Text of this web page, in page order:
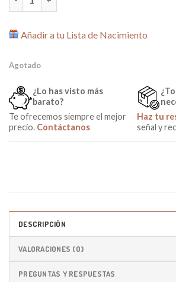
Añadir a tu Lista de Nacimiento
Agotado
¿Lo has visto más
barato?
Te ofrecemos siempre el mejor
precio. Contáctanos
Haz tu
señal y
DESCRIPCIÓN
VALORACIONES (0)
PREGUNTAS Y RESPUESTAS